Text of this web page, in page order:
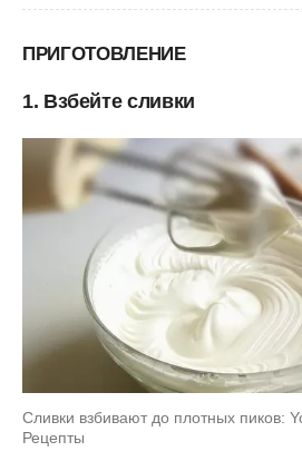
ПРИГОТОВЛЕНИЕ
1. Взбейте сливки
Сливки взбивают до плотных пиков:
Рецепты